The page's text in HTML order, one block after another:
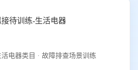
待训练-生活电器
电器类目 · 故障排查场景训练